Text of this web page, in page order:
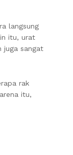
langsung
itu, urat
juga sangat
rak
itu,